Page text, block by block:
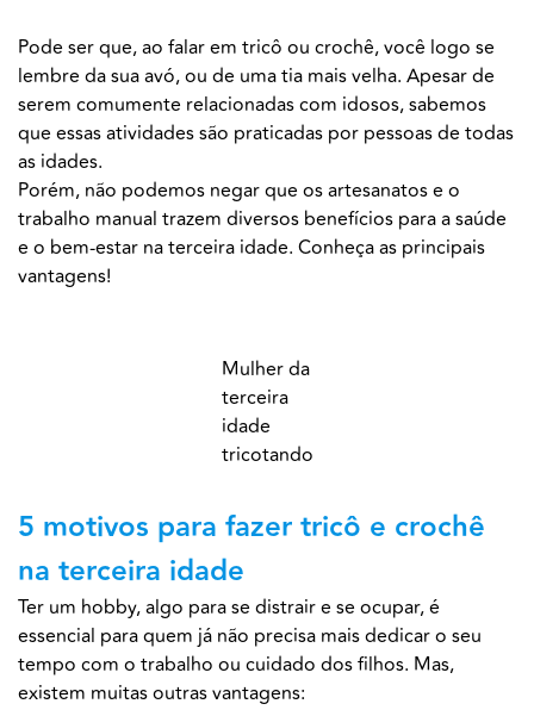
Pode ser que, ao falar em tricô ou crochê, você logo se
lembre da sua avó, ou de uma tia mais velha. Apesar de
serem comumente relacionadas com idosos, sabemos
que essas atividades são praticadas por pessoas de todas
as idades.
Porém, não podemos negar que os artesanatos e o
trabalho manual trazem diversos benefícios para a saúde
e o bem-estar na terceira idade. Conheça as principais
vantagens!
Mulher da
terceira
idade
tricotando
5 motivos para fazer tricô e crochê
na terceira idade
Ter um hobby, algo para se distrair e se ocupar, é
essencial para quem já não precisa mais dedicar o seu
tempo com o trabalho ou cuidado dos filhos. Mas,
existem muitas outras vantagens: